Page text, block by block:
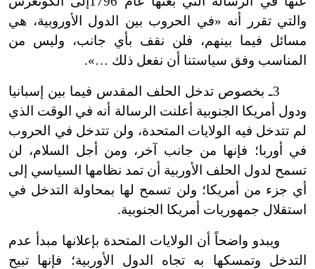
والتي تقرر أنه «في الحروب بين الدول الأوروبية، هي
مسائل فيما بينهم، فلن نقف بأي جانب، وليس من
المناسب وفق سياستنا أن نفعل ذلك …».
3ـ بخصوص تدخل الحلف المقدس فيما بين إسبانيا
ودول أمريكا الجنوبية أعلنت الرسالة أنه في الوقت الذي
لم تتدخل فيه الولايات المتحدة، ولن تتدخل في الحروب
في أوربا؛ فإنها من جانب آخر، ومن أجل السلام، لن
تسمح لدول الحلف الأوربية أن تمد نظامها السياسي إلى
أي جزء من أمريكا؛ ولن تسمح لها بمحاولة التدخل في
استقلال جمهوريات أمريكا الجنوبية.
ويبدو واضحاً أن الولايات المتحدة بإعلانها مبدأ عدم
التدخل وتمسكها به تجاه الدول الأوربية؛ فإنها تبيح